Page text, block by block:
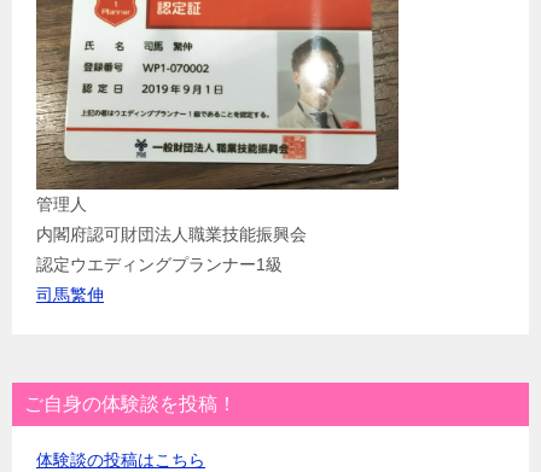
管理人
内閣府認可財団法人職業技能振興会
認定ウエディングプランナー1級
司馬繁伸
ご自身の体験談を投稿！
体験談の投稿はこちら